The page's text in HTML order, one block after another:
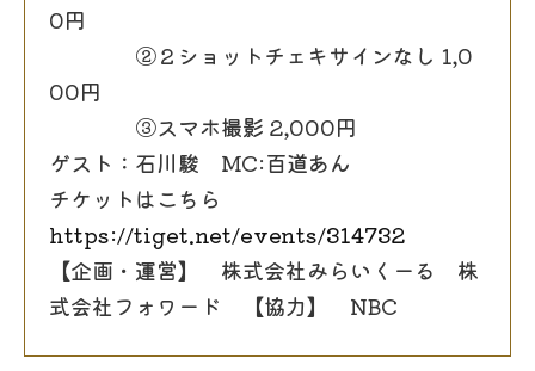
0円
②２ショットチェキサインなし 1,0
00円
③スマホ撮影 2,000円
ゲスト：石川駿 MC:百道あん
チケットはこちら
https://tiget.net/events/314732
【企画・運営】 株式会社みらいくーる 株
式会社フォワード 【協力】 NBC